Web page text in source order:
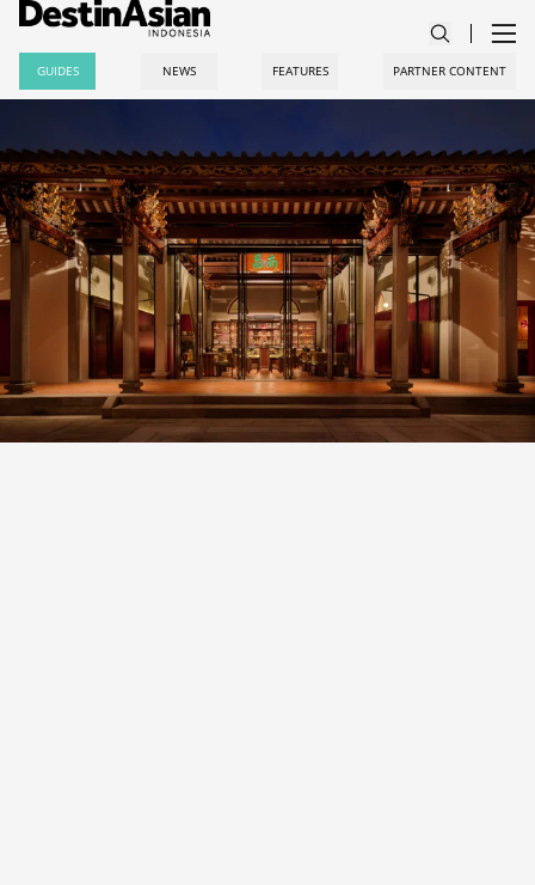
GUIDES NEWS FEATURES PARTNER CONTENT